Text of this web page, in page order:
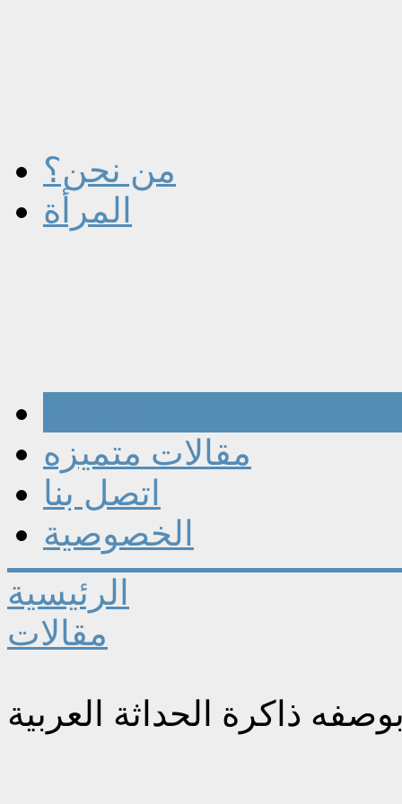
من نحن؟
المرأة
مقالات متميزه
اتصل بنا
الخصوصية
الرئيسية
مقالات
ذاكرة الحداثة العربية